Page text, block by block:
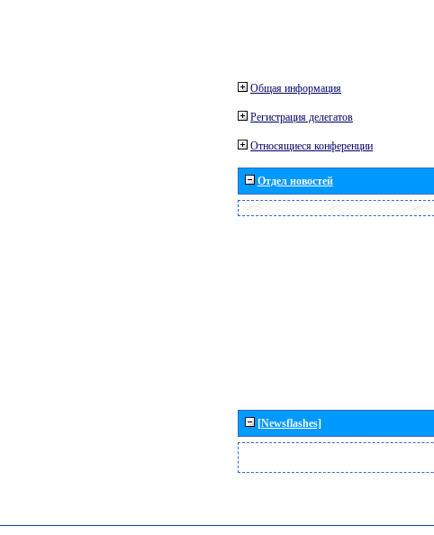
Общая информация
Регистрация делегатов
Относящиеся конференции
Отдел новостей
[Newsflashes]